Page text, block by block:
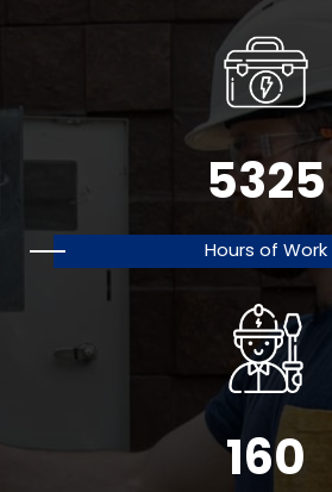
5325
Hours of Work
160